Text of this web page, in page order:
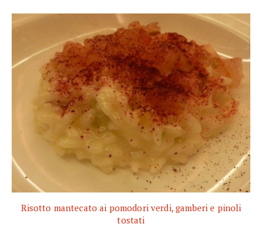
Risotto mantecato ai pomodori verdi, gamberi e pinoli
tostati